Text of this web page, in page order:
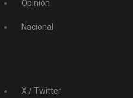
Opinión
Nacional
X / Twitter